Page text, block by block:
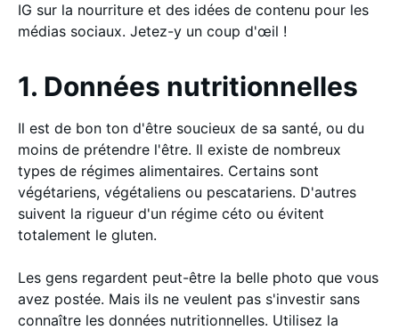
IG sur la nourriture et des idées de contenu pour les
médias sociaux. Jetez-y un coup d'œil !
1. Données nutritionnelles
Il est de bon ton d'être soucieux de sa santé, ou du
moins de prétendre l'être. Il existe de nombreux
types de régimes alimentaires. Certains sont
végétariens, végétaliens ou pescatariens. D'autres
suivent la rigueur d'un régime céto ou évitent
totalement le gluten.
Les gens regardent peut-être la belle photo que vous
avez postée. Mais ils ne veulent pas s'investir sans
connaître les données nutritionnelles. Utilisez la